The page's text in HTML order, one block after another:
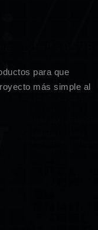
para que
más simple al